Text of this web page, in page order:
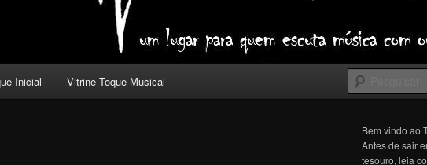
Inicial Vitrine Toque Musical
Bem vindo ao
Antes de sair
tesouro, leia